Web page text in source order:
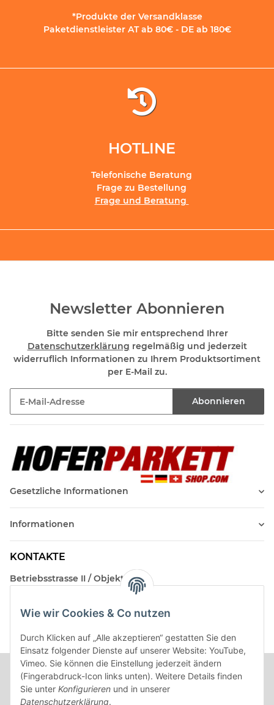
Wie wir Cookies & Co nutzen
Durch Klicken auf „Alle akzeptieren“ gestatten Sie den
Einsatz folgender Dienste auf unserer Website: YouTube,
Vimeo. Sie können die Einstellung jederzeit ändern
(Fingerabdruck-Icon links unten). Weitere Details finden
Sie unter Konfigurieren und in unserer
Datenschutzerklärung.
*Produkte der Versandklasse
Paketdienstleister AT ab 80€ - DE ab 180€
HOTLINE
Telefonische Beratung
Frage zu Bestellung
Frage und Beratung
Newsletter Abonnieren
Bitte senden Sie mir entsprechend Ihrer
Datenschutzerklärung regelmäßig und jederzeit
widerruflich Informationen zu Ihrem Produktsortiment
per E-Mail zu.
Abonnieren
Gesetzliche Informationen
Informationen
KONTAKTE
Betriebsstrasse II / Objekt 17
Kontakt